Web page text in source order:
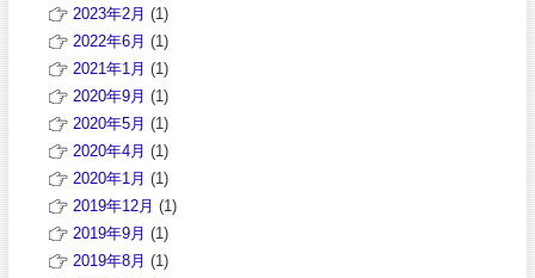
2023年2月 (1)
2022年6月 (1)
2021年1月 (1)
2020年9月 (1)
2020年5月 (1)
2020年4月 (1)
2020年1月 (1)
2019年12月 (1)
2019年9月 (1)
2019年8月 (1)